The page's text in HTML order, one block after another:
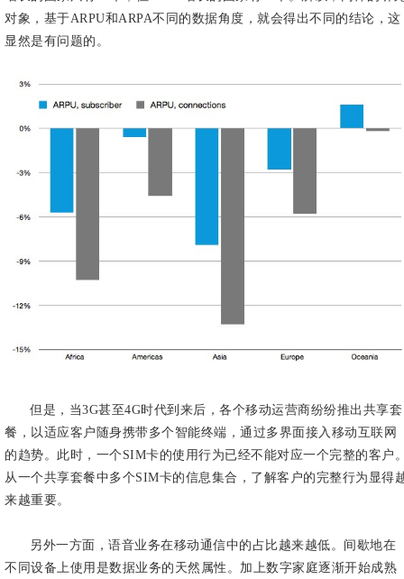
对象，基于ARPU和ARPA不同的数据角度，就会得出不同的结论，这
显然是有问题的。
但是，当3G甚至4G时代到来后，各个移动运营商纷纷推出共享套
餐，以适应客户随身携带多个智能终端，通过多界面接入移动互联网
的趋势。此时，一个SIM卡的使用行为已经不能对应一个完整的客户
从一个共享套餐中多个SIM卡的信息集合，了解客户的完整行为显得
来越重要。
另外一方面，语音业务在移动通信中的占比越来越低。间歇地在
不同设备上使用是数据业务的天然属性。加上数字家庭逐渐开始成熟